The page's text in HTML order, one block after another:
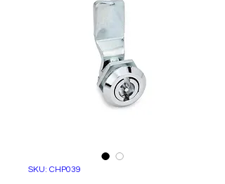
SKU: CHP039